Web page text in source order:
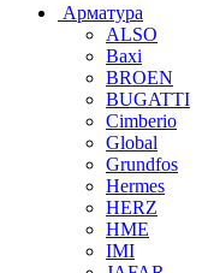
Арматура
ALSO
Baxi
BROEN
BUGATTI
Cimberio
Global
Grundfos
Hermes
HERZ
HME
IMI